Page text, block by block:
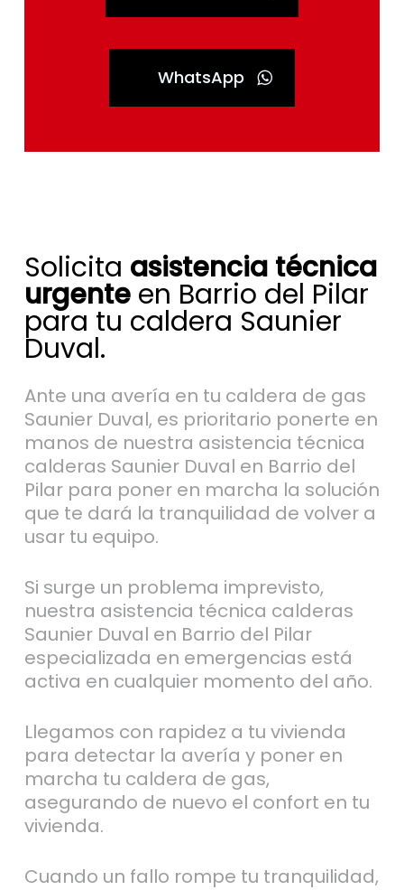
WhatsApp
Solicita asistencia técnica
urgenteen Barrio del Pilar
para tu caldera Saunier
Duval.
Ante una avería en tu caldera de gas
Saunier Duval, es prioritario ponerte en
manos de nuestra asistencia técnica
calderas Saunier Duval en Barrio del
Pilar para poner en marcha la solución
que te dará la tranquilidad de volver a
usar tu equipo.
Si surge un problema imprevisto,
nuestra asistencia técnica calderas
Saunier Duval en Barrio del Pilar
especializada en emergencias está
activa en cualquier momento del año.
Llegamos con rapidez a tu vivienda
para detectar la avería y poner en
marcha tu caldera de gas,
asegurando de nuevo el confort en tu
vivienda.
Cuando un fallo rompe tu tranquilidad,